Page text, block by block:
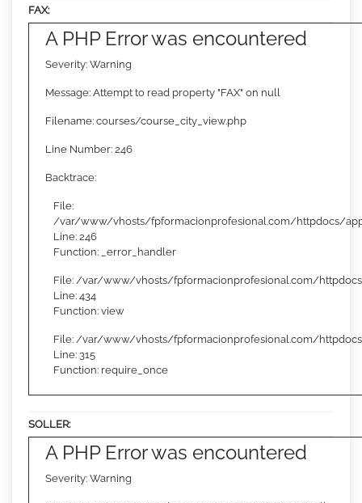
FAX:
A PHP Error was encountered
Severity: Warning
Message: Attempt to read property "FAX" on null
Filename: courses/course_city_view.php
Line Number: 246
Backtrace:
File:
/var/www/vhosts/fpformacionprofesional.com/httpdocs/
Line: 246
Function: _error_handler
File: /var/www/vhosts/fpformacionprofesional.com/
Line: 434
Function: view
File: /var/www/vhosts/fpformacionprofesional.com/
Line: 315
Function: require_once
SOLLER:
A PHP Error was encountered
Severity: Warning